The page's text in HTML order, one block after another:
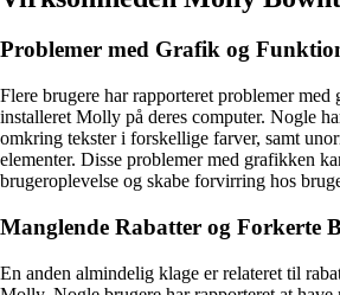
Problemer med Grafik og
Flere brugere har rapporteret problemer med
installeret Molly på deres computer. Nogle
omkring tekster i forskellige farver, samt
elementer. Disse problemer med grafikken
brugeroplevelse og skabe forvirring hos
Manglende Rabatter og Forkerte
En anden almindelig klage er relateret til